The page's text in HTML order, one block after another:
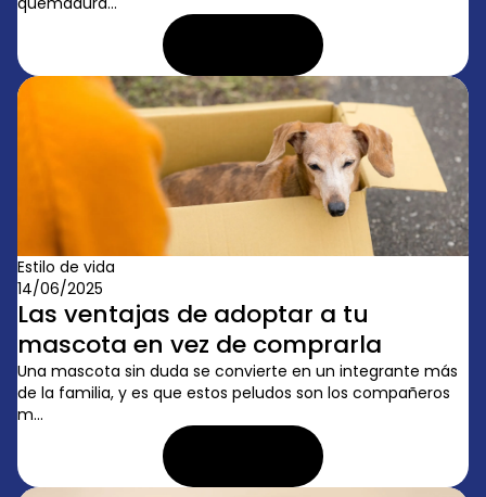
Estilo de vida
14/06/2025
Las ventajas de adoptar a tu
mascota en vez de comprarla
Una mascota sin duda se convierte en un integrante más
de la familia, y es que estos peludos son los compañeros
m...